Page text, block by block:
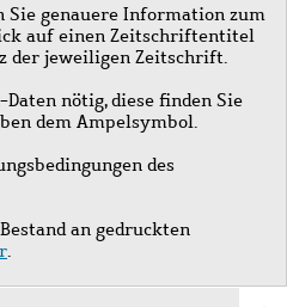
Sie genauere Information zum
auf einen Zeitschriftentitel
der jeweiligen Zeitschrift.
nötig, diese finden Sie
dem Ampelsymbol.
des
an gedruckten
.